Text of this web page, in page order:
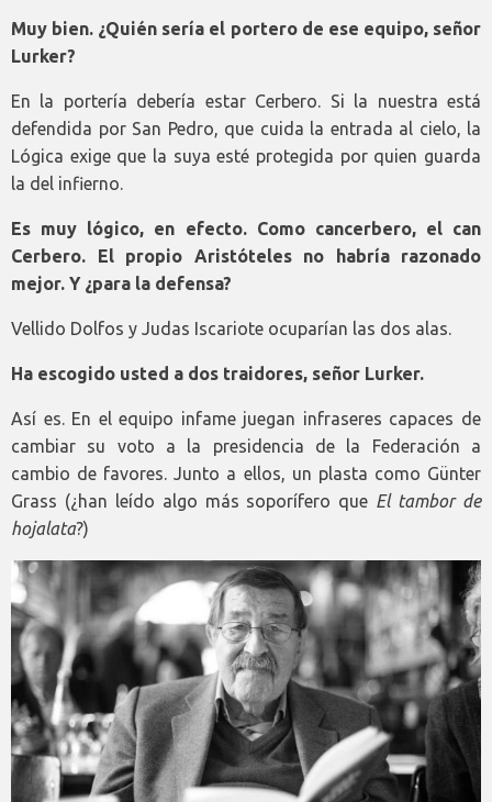
Muy bien. ¿Quién sería el portero de ese equipo, señor
Lurker?
En la portería debería estar Cerbero. Si la nuestra está
defendida por San Pedro, que cuida la entrada al cielo, la
Lógica exige que la suya esté protegida por quien guarda
la del infierno.
Es muy lógico, en efecto. Como cancerbero, el can
Cerbero. El propio Aristóteles no habría razonado
mejor. Y ¿para la defensa?
Vellido Dolfos y Judas Iscariote ocuparían las dos alas.
Ha escogido usted a dos traidores, señor Lurker.
Así es. En el equipo infame juegan infraseres capaces de
cambiar su voto a la presidencia de la Federación a
cambio de favores. Junto a ellos, un plasta como Günter
Grass (¿han leído algo más soporífero que El tambor de
hojalata?)